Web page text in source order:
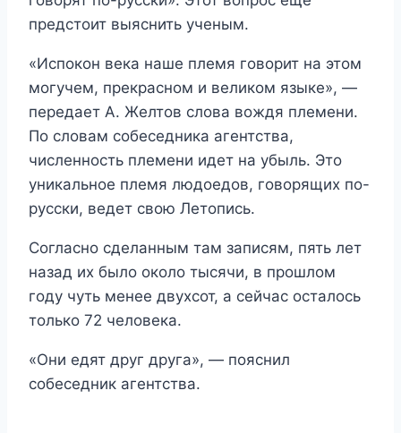
предстоит выяснить ученым.
«Испокон века наше племя говорит на этом
могучем, прекрасном и великом языке», —
передает А. Желтов слова вождя племени.
По словам собеседника агентства,
численность племени идет на убыль. Это
уникальное племя людоедов, говорящих по-
русски, ведет свою Летопись.
Согласно сделанным там записям, пять лет
назад их было около тысячи, в прошлом
году чуть менее двухсот, а сейчас осталось
только 72 человека.
«Они едят друг друга», — пояснил
собеседник агентства.